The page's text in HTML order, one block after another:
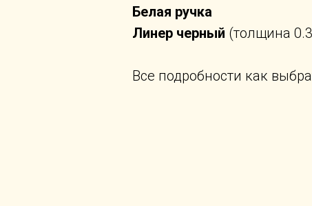
Белая ручка
Линер черный (толщина
Все подробности как